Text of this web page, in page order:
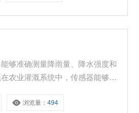
够准确测量降雨量、降水强度和
农业灌溉系统中，传感器能够帮
洪减灾领域，传感器能够提供实
浏览量：494